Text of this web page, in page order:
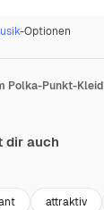
-Optionen
Polka-Punkt-Kleid
dir auch
attraktiv